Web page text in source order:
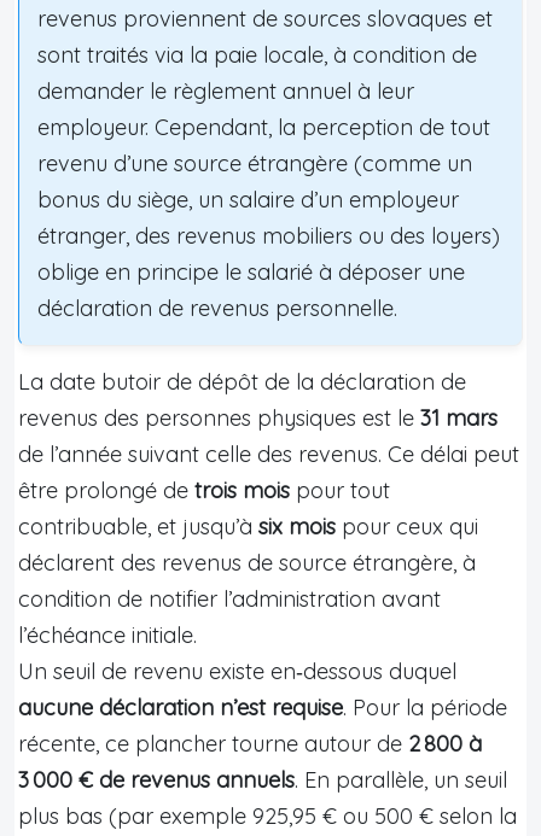
revenus proviennent de sources slovaques et
sont traités via la paie locale, à condition de
demander le règlement annuel à leur
employeur. Cependant, la perception de tout
revenu d’une source étrangère (comme un
bonus du siège, un salaire d’un employeur
étranger, des revenus mobiliers ou des loyers)
oblige en principe le salarié à déposer une
déclaration de revenus personnelle.
La date butoir de dépôt de la déclaration de
revenus des personnes physiques est le 31 mars
de l’année suivant celle des revenus. Ce délai peut
être prolongé de trois mois pour tout
contribuable, et jusqu’à six mois pour ceux qui
déclarent des revenus de source étrangère, à
condition de notifier l’administration avant
l’échéance initiale.
Un seuil de revenu existe en‑dessous duquel
aucune déclaration n’est requise. Pour la période
récente, ce plancher tourne autour de 2 800 à
3 000 € de revenus annuels. En parallèle, un seuil
plus bas (par exemple 925,95 € ou 500 € selon la